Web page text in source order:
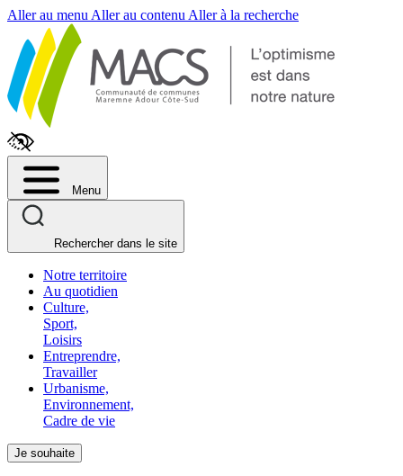
Aller au menu Aller au contenu Aller à la recherche
Menu
Rechercher dans le site
Notre territoire
Au quotidien
Culture,
Sport,
Loisirs
Entreprendre,
Travailler
Urbanisme,
Environnement,
Cadre de vie
Je souhaite
Fenêtre
de
chat